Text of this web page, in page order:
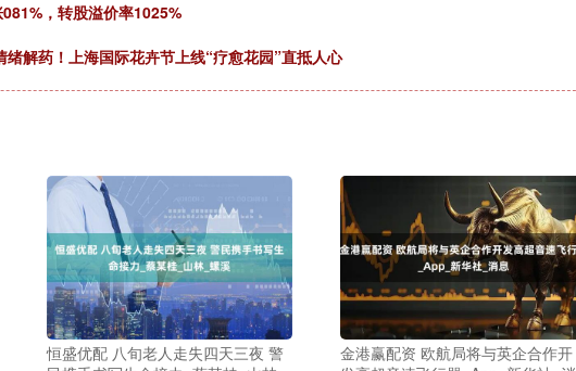
，转股溢价率1025%
解药！上海国际花卉节上线“疗愈花园”直抵人心
恒盛优配 八旬老人走失四天三夜 警
金港赢配资 欧航局将与英企合作开